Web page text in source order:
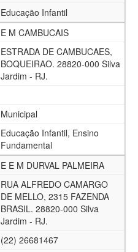
Educação Infantil
E M CAMBUCAIS
ESTRADA DE CAMBUCAES,
BOQUEIRAO. 28820-000 Silva
Jardim - RJ.
Municipal
Educação Infantil, Ensino
Fundamental
E E M DURVAL PALMEIRA
RUA ALFREDO CAMARGO
DE MELLO, 2315 FAZENDA
BRASIL. 28820-000 Silva
Jardim - RJ.
(22) 26681467